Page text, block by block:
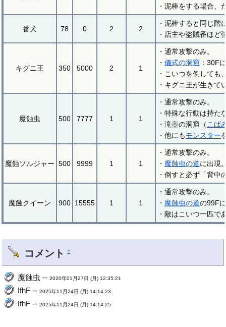
・泥棒をする場合
番犬 78 0 2 2
・泥棒すると同じ階
・店主や盗賊番ほど
キグニ王 350 5000 2 1
・通常攻撃のみ。
・ 儀式の洞窟：30F
・こいつを倒しても
・キグニ王が生き
魔蝕虫 500 7777 1 1
・通常攻撃のみ。
・特殊な行動は持た
・滝壺の洞窟（こば
・他にもモンスター
魔蝕ソルジャー 500 9999 1 1
・通常攻撃のみ。
・ 魔蝕虫の道に出現
・倒すと必ず「背
魔蝕クイーン 900 15555 1 1
・通常攻撃のみ。
・ 魔蝕虫の道の99F
・敵はこいつ一匹
コメント †
魔蝕虫 --2020年01月27日 (月) 12:35:21
IfhF --2025年11月24日 (月) 14:14:23
IfhF --2025年11月24日 (月) 14:14:25